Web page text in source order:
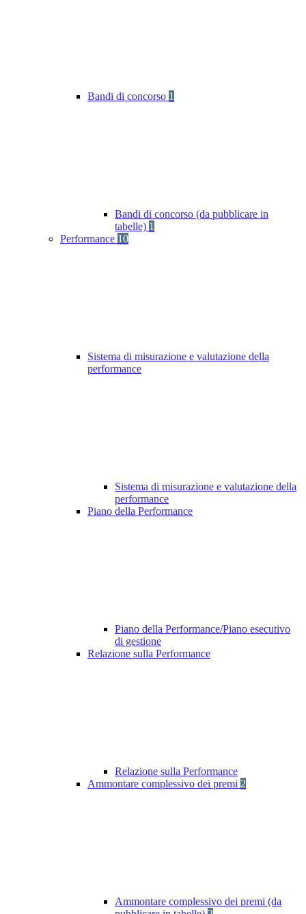
Bandi di concorso 1
Bandi di concorso (da pubblicare in
tabelle) 1
Performance 10
Sistema di misurazione e valutazione della
performance
Sistema di misurazione e valutazione della
performance
Piano della Performance
Piano della Performance/Piano esecutivo
di gestione
Relazione sulla Performance
Relazione sulla Performance
Ammontare complessivo dei premi 2
Ammontare complessivo dei premi (da